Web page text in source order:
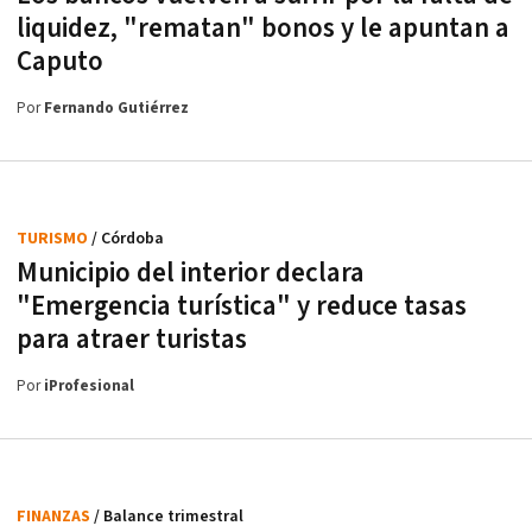
liquidez, "rematan" bonos y le apuntan a
Caputo
PorFernando Gutiérrez
Municipio del interior declara
"Emergencia turística" y reduce tasas
para atraer turistas
TURISMO / Córdoba
PoriProfesional
FINANZAS / Balance trimestral